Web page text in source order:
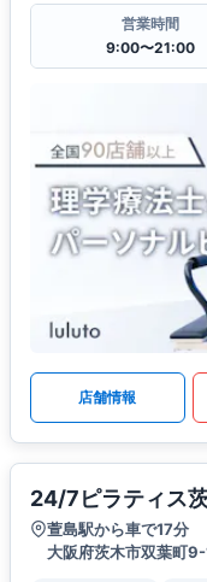
営業時間
9:00〜21:00
店舗情報
24/7ピラティス
萱島駅から車で17分
大阪府茨木市双葉町